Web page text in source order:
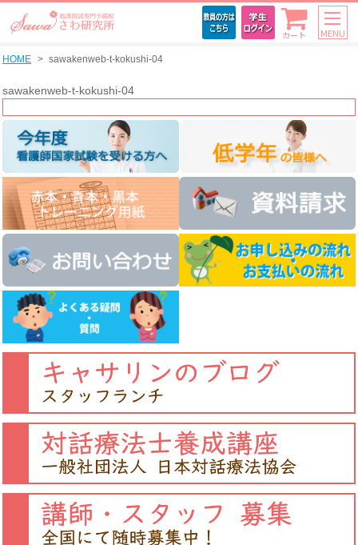
カート MENU
HOME sawakenweb-t-kokushi-04
sawakenweb-t-kokushi-04